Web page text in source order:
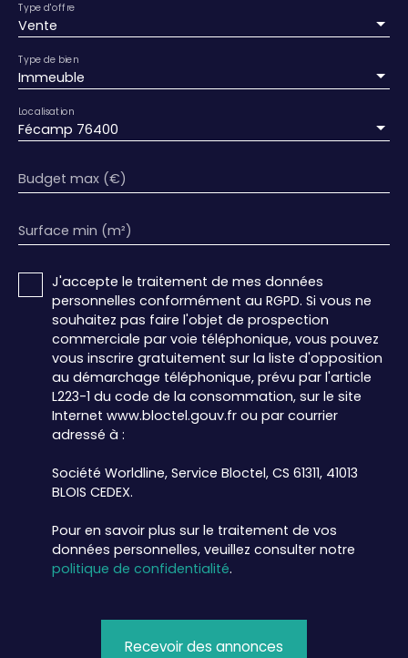
Vente
Type d'offre
Immeuble
Type de bien
Fécamp 76400
Localisation
Budget max (€)
Surface min (m²)
J'accepte le traitement de mes données
personnelles conformément au RGPD. Si vous ne
souhaitez pas faire l'objet de prospection
commerciale par voie téléphonique, vous pouvez
vous inscrire gratuitement sur la liste d'opposition
au démarchage téléphonique, prévu par l'article
L223-1 du code de la consommation, sur le site
Internet www.bloctel.gouv.fr ou par courrier
adressé à :
Société Worldline, Service Bloctel, CS 61311, 41013
BLOIS CEDEX.
Pour en savoir plus sur le traitement de vos
données personnelles, veuillez consulter notre
politique de confidentialité.
Recevoir des annonces